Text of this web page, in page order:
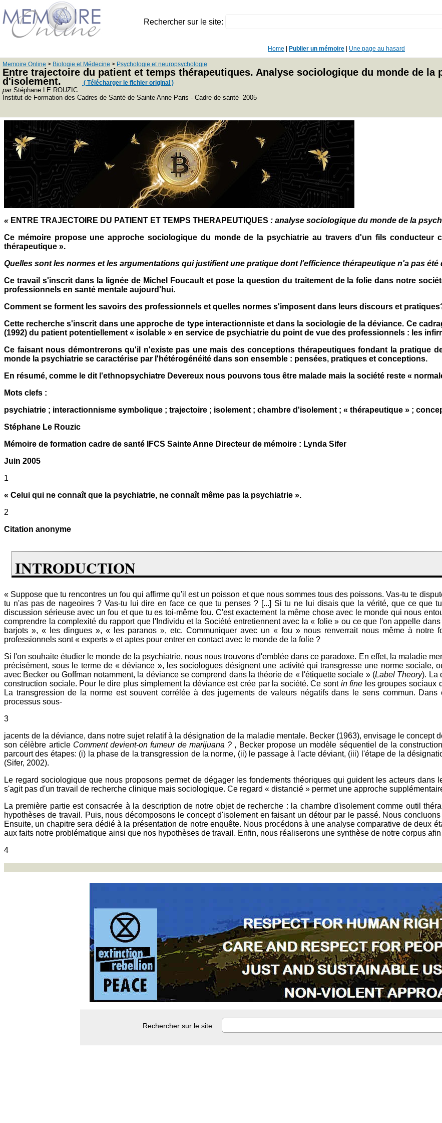
Rechercher sur le site:
Home Publier un mémoire Une page au hasard
Memoire Online > Biologie et Médecine > Psychologie et neuropsychologie
Entre trajectoire du patient et temps thérapeutiques. Analyse sociologique du monde de
d'isolement.
( Télécharger le fichier original )
parStéphane LE ROUZIC
Institut de Formation des Cadres de Santé de Sainte Anne Paris - Cadre de santé 2005
« ENTRE TRAJECTOIRE DU PATIENT ET TEMPS THERAPEUTIQUES : analyse sociologique du monde de la
Ce mémoire propose une approche sociologique du monde de la psychiatrie au travers d'un fils conducteur
thérapeutique ».
Quelles sont les normes et les argumentations qui justifient une pratique dont l'efficience thérapeutique n'a pas été
Ce travail s'inscrit dans la lignée de Michel Foucault et pose la question du traitement de la folie dans notre
professionnels en santé mentale aujourd'hui.
Comment se forment les savoirs des professionnels et quelles normes s'imposent dans leurs discours et
Cette recherche s'inscrit dans une approche de type interactionniste et dans la sociologie de la déviance. Ce
(1992) du patient potentiellement « isolable » en service de psychiatrie du point de vue des professionnels : les
Ce faisant nous démontrerons qu'il n'existe pas une mais des conceptions thérapeutiques fondant la pratique
monde la psychiatrie se caractérise par l'hétérogénéité dans son ensemble : pensées, pratiques et conceptions.
En résumé, comme le dit l'ethnopsychiatre Devereux nous pouvons tous être malade mais la société reste «
Mots clefs :
psychiatrie ; interactionnisme symbolique ; trajectoire ; isolement ; chambre d'isolement ; « thérapeutique » ;
Stéphane Le Rouzic
Mémoire de formation cadre de santé IFCS Sainte Anne Directeur de mémoire : Lynda Sifer
Juin 2005
1
« Celui qui ne connaît que la psychiatrie, ne connaît même pas la psychiatrie ».
2
Citation anonyme
INTRODUCTION
« Suppose que tu rencontres un fou qui affirme qu'il est un poisson et que nous sommes tous des poissons. Vas-tu te
tu n'as pas de nageoires ? Vas-tu lui dire en face ce que tu penses ? [...] Si tu ne lui disais que la vérité, que ce que
discussion sérieuse avec un fou et que tu es toi-même fou. C'est exactement la même chose avec le monde qui nous
comprendre la complexité du rapport que l'Individu et la Société entretiennent avec la « folie » ou ce que l'on appelle
barjots », « les dingues », « les paranos », etc. Communiquer avec un « fou » nous renverrait nous même à notre
professionnels sont « experts » et aptes pour entrer en contact avec le monde de la folie ?
Si l'on souhaite étudier le monde de la psychiatrie, nous nous trouvons d'emblée dans ce paradoxe. En effet, la maladie
précisément, sous le terme de « déviance », les sociologues désignent une activité qui transgresse une norme sociale,
avec Becker ou Goffman notamment, la déviance se comprend dans la théorie de « l'étiquette sociale » (Label Theory). La
construction sociale. Pour le dire plus simplement la déviance est crée par la société. Ce sont in fine les groupes sociaux
La transgression de la norme est souvent corrélée à des jugements de valeurs négatifs dans le sens commun.
processus sous-
3
jacents de la déviance, dans notre sujet relatif à la désignation de la maladie mentale. Becker (1963), envisage le concept
son célèbre article Comment devient-on fumeur de marijuana ? , Becker propose un modèle séquentiel de la
parcourt des étapes: (i) la phase de la transgression de la norme, (ii) le passage à l'acte déviant, (iii) l'étape de la
(Sifer, 2002).
Le regard sociologique que nous proposons permet de dégager les fondements théoriques qui guident les acteurs
s'agit pas d'un travail de recherche clinique mais sociologique. Ce regard « distancié » permet une approche
La première partie est consacrée à la description de notre objet de recherche : la chambre d'isolement comme outil
hypothèses de travail. Puis, nous décomposons le concept d'isolement en faisant un détour par le passé. Nous
Ensuite, un chapitre sera dédié à la présentation de notre enquête. Nous procédons à une analyse comparative de deux
aux faits notre problématique ainsi que nos hypothèses de travail. Enfin, nous réaliserons une synthèse de notre corpus
4
Rechercher sur le site: